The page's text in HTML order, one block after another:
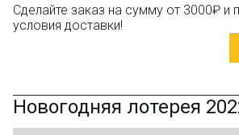
Сделайте заказ на сумму от 3000₽ и
условия доставки!
Новогодняя лотерея